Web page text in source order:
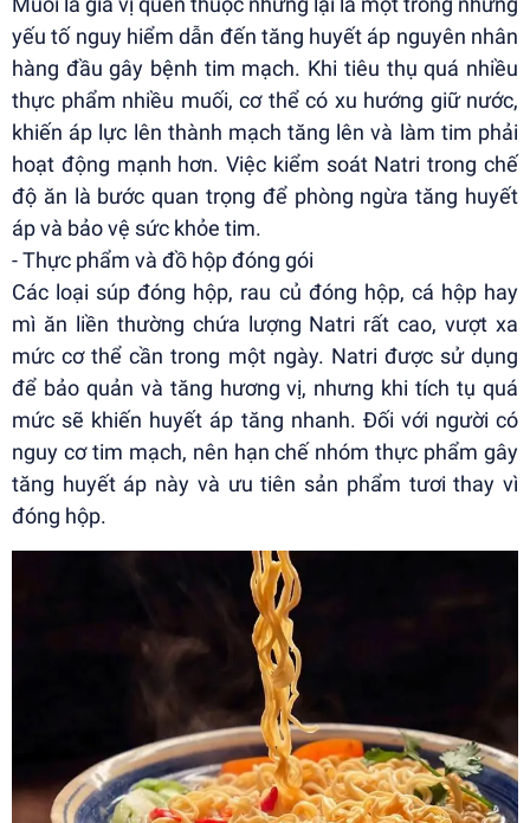
yếu tố nguy hiểm dẫn đến tăng huyết áp nguyên nhân
hàng đầu gây bệnh tim mạch. Khi tiêu thụ quá nhiều
thực phẩm nhiều muối, cơ thể có xu hướng giữ nước,
khiến áp lực lên thành mạch tăng lên và làm tim phải
hoạt động mạnh hơn. Việc kiểm soát Natri trong chế
độ ăn là bước quan trọng để phòng ngừa tăng huyết
áp và bảo vệ sức khỏe tim.
- Thực phẩm và đồ hộp đóng gói
Các loại súp đóng hộp, rau củ đóng hộp, cá hộp hay
mì ăn liền thường chứa lượng Natri rất cao, vượt xa
mức cơ thể cần trong một ngày. Natri được sử dụng
để bảo quản và tăng hương vị, nhưng khi tích tụ quá
mức sẽ khiến huyết áp tăng nhanh. Đối với người có
nguy cơ tim mạch, nên hạn chế nhóm thực phẩm gây
tăng huyết áp này và ưu tiên sản phẩm tươi thay vì
đóng hộp.